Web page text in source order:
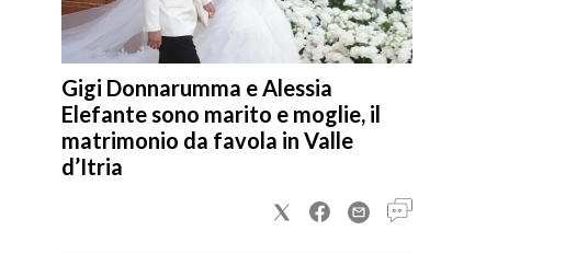
Gigi Donnarumma e Alessia
Elefante sono marito e moglie, il
matrimonio da favola in Valle
d’Itria